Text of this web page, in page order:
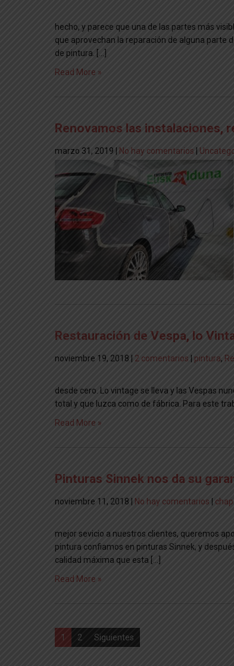
hecho, y parece que una de las partes más
que aprovechan la reparación de alguna parte
de pintura. […]
Read More »
Renovamos las instalaciones,
marzo 31, 2019 No hay comentarios
Restauración de Vespa, lo
noviembre 19, 2018 2 comentarios pintura,
desde cero. Lo vintage se lleva y las Vespas
total y que luzca como de fábrica. Para este
Read More »
Pinturas Sinnek nos da su
noviembre 11, 2018 No hay comentarios
mejor sevicio a nuestros clientes, queremos
pintura confiamos en pinturas Sinnek, y
calidad máxima que esta […]
Read More »
Paginación
de
1 2 Siguientes